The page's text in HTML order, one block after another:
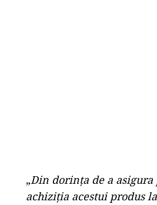
„Din dorința de a
achiziția acestui produs